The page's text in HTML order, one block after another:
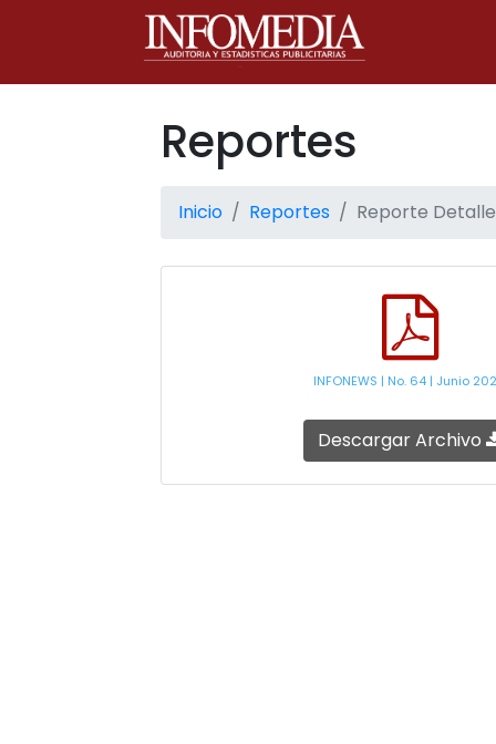
Reportes
Inicio Reportes Reporte
INFONEWS | No. 64 | Junio
Descargar Archivo